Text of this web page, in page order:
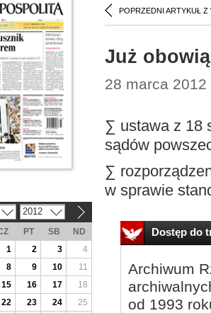
POPRZEDNI ARTYKUŁ Z
Już
28 marca 2012
∑ ustawa z 18
sądów
∑
w sprawie
Dostęp do
Archiwum
od 1993
2012
PT SB
ND
1
2 3
4
8 9 10
11
15 16 17
18
22 23 24
25